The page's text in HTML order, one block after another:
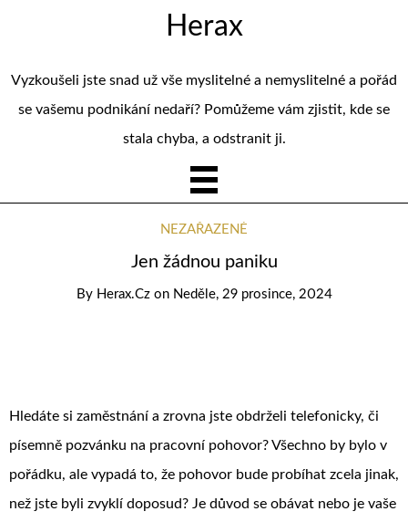
Herax
Vyzkoušeli jste snad už vše myslitelné a nemyslitelné a pořád
se vašemu podnikání nedaří? Pomůžeme vám zjistit, kde se
stala chyba, a odstranit ji.
NEZAŘAZENÉ
Jen žádnou paniku
By Herax.cz on Neděle, 29 prosince, 2024
Hledáte si zaměstnání a zrovna jste obdrželi telefonicky, či
písemně pozvánku na pracovní pohovor? Všechno by bylo v
pořádku, ale vypadá to, že pohovor bude probíhat zcela jinak,
než jste byli zvyklí doposud? Je důvod se obávat nebo je vaše